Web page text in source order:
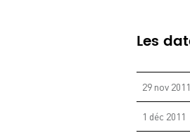
Les
29 nov 2011
1 déc 2011